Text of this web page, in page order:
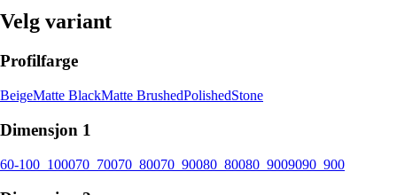
Velg variant
Profilfarge
BeigeMatte BlackMatte BrushedPolishedStone
Dimensjon 1
60-100_100070_70070_80070_90080_80080_9009090_900